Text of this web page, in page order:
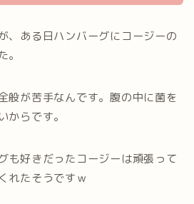
、ある日ハンバーグにコージーの
般が苦手なんです。腹の中に菌を
からです。
も好きだったコージーは頑張って
れたそうですｗ